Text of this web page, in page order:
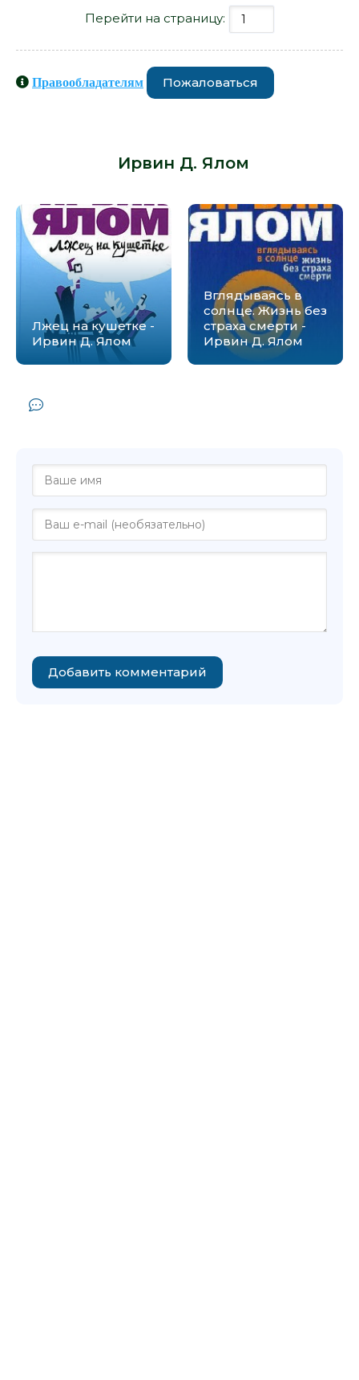
Перейти на страницу:
Правообладателям Пожаловаться
Ирвин Д. Ялом
Лжец на кушетке -
Ирвин Д. Ялом
Вглядываясь в
солнце. Жизнь без
страха смерти -
Ирвин Д. Ялом
Добавить комментарий